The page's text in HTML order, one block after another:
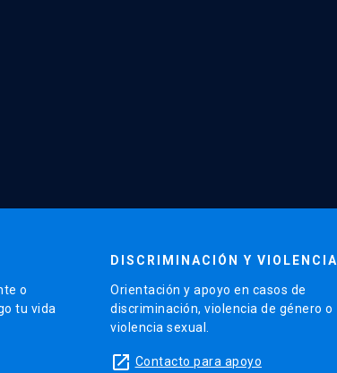
o
tu vida
DISCRIMINACIÓN Y VIOLENCIA
Orientación y apoyo en casos de
discriminación, violencia de género o
violencia sexual.
launch Contacto para apoyo